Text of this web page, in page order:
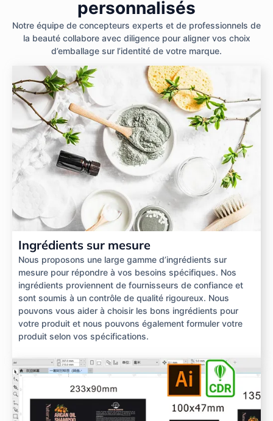
personnalisés
Notre équipe de concepteurs experts et de professionnels de
la beauté collabore avec diligence pour aligner vos choix
d’emballage sur l’identité de votre marque.
Ingrédients sur mesure
Nous proposons une large gamme d’ingrédients sur
mesure pour répondre à vos besoins spécifiques. Nos
ingrédients proviennent de fournisseurs de confiance et
sont soumis à un contrôle de qualité rigoureux. Nous
pouvons vous aider à choisir les bons ingrédients pour
votre produit et nous pouvons également formuler votre
produit selon vos spécifications.